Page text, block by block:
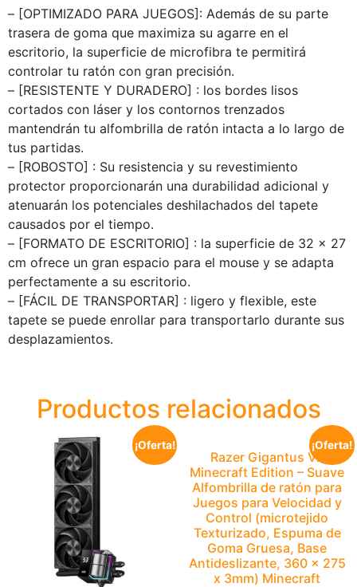
– [OPTIMIZADO PARA JUEGOS]: Además de su parte
trasera de goma que maximiza su agarre en el
escritorio, la superficie de microfibra te permitirá
controlar tu ratón con gran precisión.
– [RESISTENTE Y DURADERO] : los bordes lisos
cortados con láser y los contornos trenzados
mantendrán tu alfombrilla de ratón intacta a lo largo de
tus partidas.
– [ROBOSTO] : Su resistencia y su revestimiento
protector proporcionarán una durabilidad adicional y
atenuarán los potenciales deshilachados del tapete
causados por el tiempo.
– [FORMATO DE ESCRITORIO] : la superficie de 32 x 27
cm ofrece un gran espacio para el mouse y se adapta
perfectamente a su escritorio.
– [FÁCIL DE TRANSPORTAR] : ligero y flexible, este
tapete se puede enrollar para transportarlo durante sus
desplazamientos.
Productos relacionados
¡Oferta! ¡Oferta!
Razer Gigantus V2
Minecraft Edition – Suave
Alfombrilla de ratón para
Juegos para Velocidad y
Control (microtejido
Texturizado, Espuma de
Goma Gruesa, Base
Antideslizante, 360 x 275
x 3mm) Minecraft